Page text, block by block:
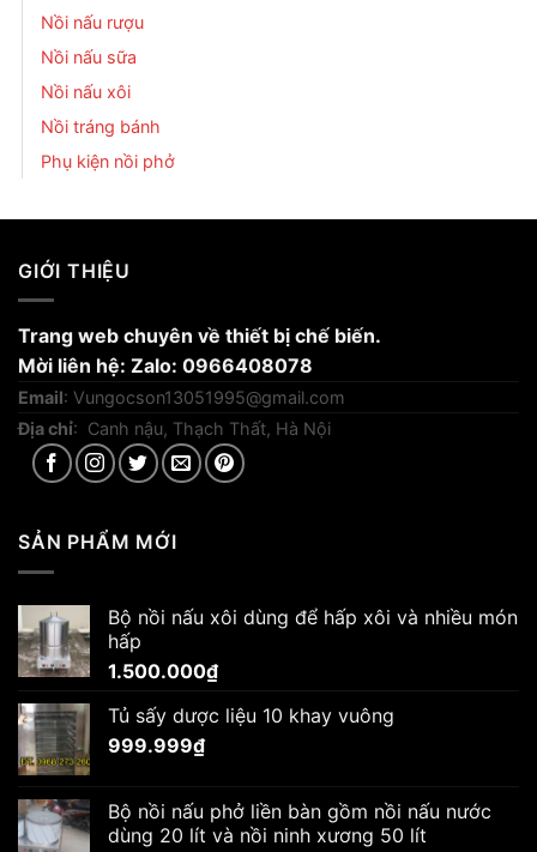
Nồi nấu rượu
Nồi nấu sữa
Nồi nấu xôi
Nồi tráng bánh
Phụ kiện nồi phở
GIỚI THIỆU
Trang web chuyên về thiết bị chế biến.
Mời liên hệ: Zalo: 0966408078
Email: Vungocson13051995@gmail.com
Địa chỉ: Canh nậu, Thạch Thất, Hà Nội
SẢN PHẨM MỚI
Bộ nồi nấu xôi dùng để hấp xôi và nhiều món
hấp
1.500.000₫
Tủ sấy dược liệu 10 khay vuông
999.999₫
Bộ nồi nấu phở liền bàn gồm nồi nấu nước
dùng 20 lít và nồi ninh xương 50 lít